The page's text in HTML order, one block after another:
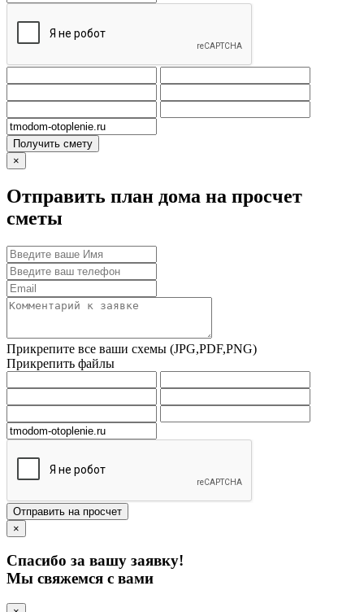
Получить смету
×
Отправить план дома на просчет
сметы
Прикрепите все ваши схемы (JPG,PDF,PNG)
Прикрепить файлы
Отправить на просчет
×
Спасибо за вашу заявку!
Мы свяжемся с вами